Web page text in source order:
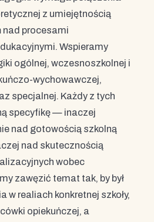
z umiejętnością
nad procesami
Wspieramy
ogólnej, wczesnoszkolnej i
wychowawczej,
specjalnej. Każdy z tych
specyfikę — inaczej
nad gotowością szkolną
nad skutecznością
wobec
zawęzić temat tak, by był
w realiach konkretnej szkoły,
opiekuńczej, a